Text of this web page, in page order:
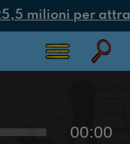
milioni per
00:00